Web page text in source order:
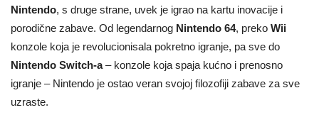
Nintendo, s druge strane, uvek je igrao na kartu inovacije i
porodične zabave. Od legendarnog Nintendo 64, preko Wii
konzole koja je revolucionisala pokretno igranje, pa sve do
Nintendo Switch-a– konzole koja spaja kućno i prenosno
igranje – Nintendo je ostao veran svojoj filozofiji zabave za sve
uzraste.